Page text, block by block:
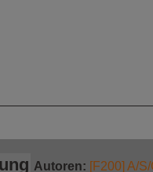
Autoren: [F200] A/